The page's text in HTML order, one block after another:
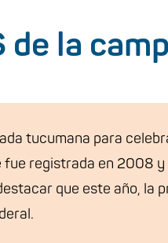
de la
tucumana para
fue registrada en 2008
que este año, la